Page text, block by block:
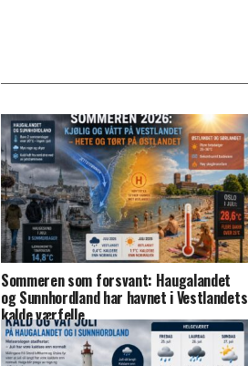
Sommeren som forsvant: Haugalandet
og Sunnhordland har havnet i Vestlandets
kalde værfelle